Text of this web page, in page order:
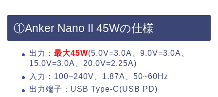
①Anker Nano II 45Wの仕様
出力： 最大45W(5.0V=3.0A、9.0V=3.0A、
15.0V=3.0A、20.0V=2.25A)
入力：100~240V、1.87A、50~60Hz
出力端子：USB Type-C(USB PD)